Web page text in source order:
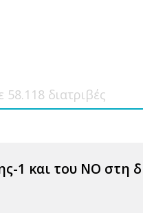
1 και του NO